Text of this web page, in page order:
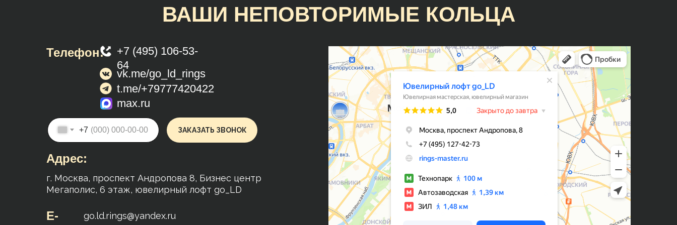
Замечательное предприятие с
прекрасными людьми и очень
интересной продукцией. Случайно
наткнулся на образец кольца и
лучше ничего не нашёл. Сделали
очень красиво, аккуратно, точно по
размеру и гораздо раньше
оговорённого срока. Молодцы!
Кольца классные, причем, делают
оперативно, есть своя система
лояльности и скидок, что весьма
приятно) Мне на помолвку
молодой человек заказывал
кольцо, но немного не попал в
размер. Сотрудники подогнали
кольцо под размер - это входит в
VS
ВАШИ НЕПОВТОРИМЫЕ КОЛЬЦА
Телефон:
+7 (495) 106-53-
64
vk.me/go_ld_rings
Адрес:
г. Москва, проспект Андропова 8, Бизнес центр
Мегаполис, 6 этаж, ювелирный лофт go_LD
E-
go.ld.rings@yandex.ru
t.me/+79777420422
max.ru
+7 ЗАКАЗАТЬ ЗВОНОК